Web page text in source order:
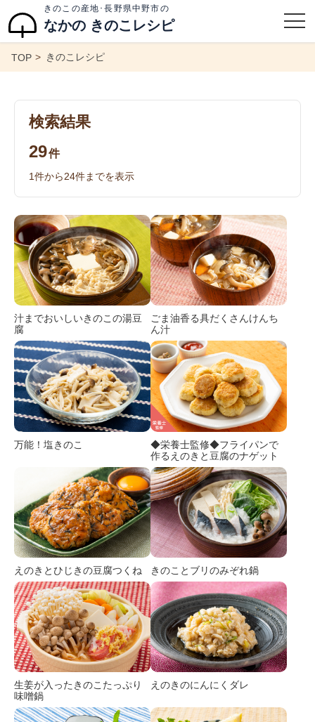
きのこの産地･長野県中野市の
なかの きのこレシピ
TOP きのこレシピ
検索結果
29件
1件から24件までを表示
汁までおいしいきのこの湯豆
腐
ごま油香る具だくさんけんち
ん汁
万能！塩きのこ
◆栄養士監修◆フライパンで
作るえのきと豆腐のナゲット
えのきとひじきの豆腐つくね きのことブリのみぞれ鍋
生姜が入ったきのこたっぷり
味噌鍋
えのきのにんにくダレ